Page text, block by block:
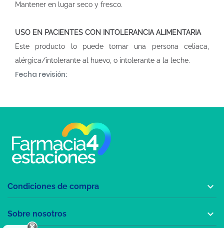
Mantener en lugar seco y fresco.
USO EN PACIENTES CON INTOLERANCIA ALIMENTARIA
Este producto lo puede tomar una persona celiaca,
alérgica/intolerante al huevo, o intolerante a la leche.
Fecha revisión:
Condiciones de compra 
Sobre nosotros 